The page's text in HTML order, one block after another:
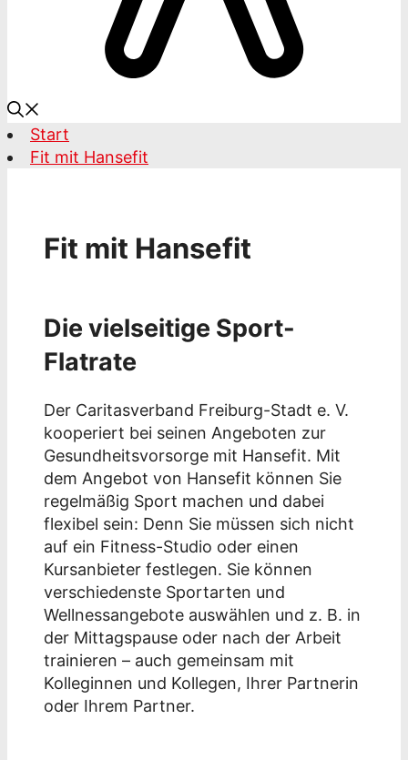
Start
Fit mit Hansefit
Fit mit Hansefit
Die vielseitige Sport-
Flatrate
Der Caritasverband Freiburg-Stadt e. V.
kooperiert bei seinen Angeboten zur
Gesundheitsvorsorge mit Hansefit. Mit
dem Angebot von Hansefit können Sie
regelmäßig Sport machen und dabei
flexibel sein: Denn Sie müssen sich nicht
auf ein Fitness-Studio oder einen
Kursanbieter festlegen. Sie können
verschiedenste Sportarten und
Wellnessangebote auswählen und z. B. in
der Mittagspause oder nach der Arbeit
trainieren – auch gemeinsam mit
Kolleginnen und Kollegen, Ihrer Partnerin
oder Ihrem Partner.